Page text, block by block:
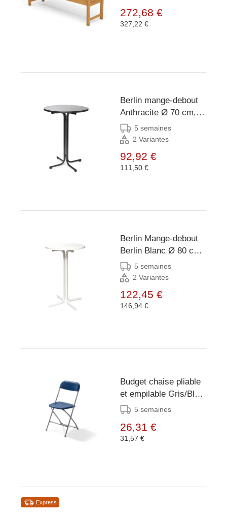
272,68 €
327,22 €
Berlin mange-debout
Anthracite Ø 70 cm,
P153705 semaines
2 Variantes
92,92 €
111,50 €
Berlin Mange-debout
Berlin Blanc Ø 80 cm,
P161805 semaines
2 Variantes
122,45 €
146,94 €
Budget chaise pliable
et empilable Gris/Bleu,
structure en acier,
50150
5 semaines
26,31 €
31,57 €
Express